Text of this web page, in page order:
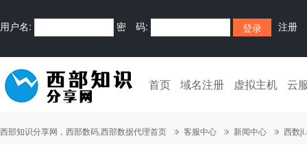
用户名: 密 码: 注册
首页 域名注册 虚拟主机 云
西部知识分享网，西部数码,西部数据代理首页 客服中心 新闻中心 西数